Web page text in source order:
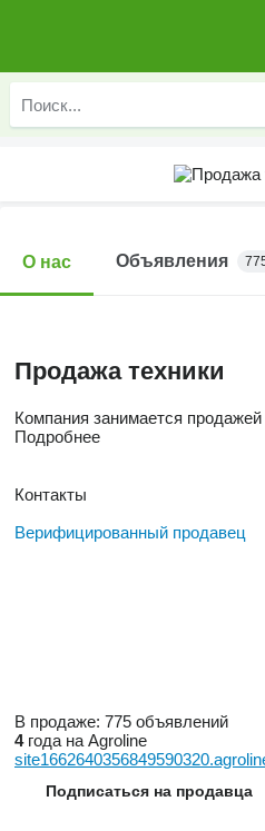
О нас Объявления
Продажа техники
Компания занимается
Подробнее
Контакты
Верифицированный продавец
В продаже: 775 объявлений
4года на Agroline
Подписаться на продавца